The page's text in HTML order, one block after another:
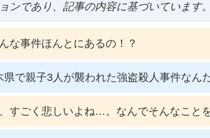
ンであり、記事の内容に基づいています。
な事件ほんとにあるの！？
県で親子3人が襲われた強盗殺人事件なん
すごく悲しいよね…。なんでそんなこと